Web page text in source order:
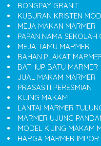
BONGPAY GRANIT
KUBURAN KRISTEN
MEJA MAKAN MARMER
PAPAN NAMA SEKOLAH
MEJA TAMU MARMER
BAHAN PLAKAT
BATHUP BATU MARMER
JUAL MAKAM MARMER
PRASASTI PERESMIAN
KIJING MAKAM
LANTAI MARMER
MARMER UJUNG
MODEL KIJING MAKAM
HARGA MARMER